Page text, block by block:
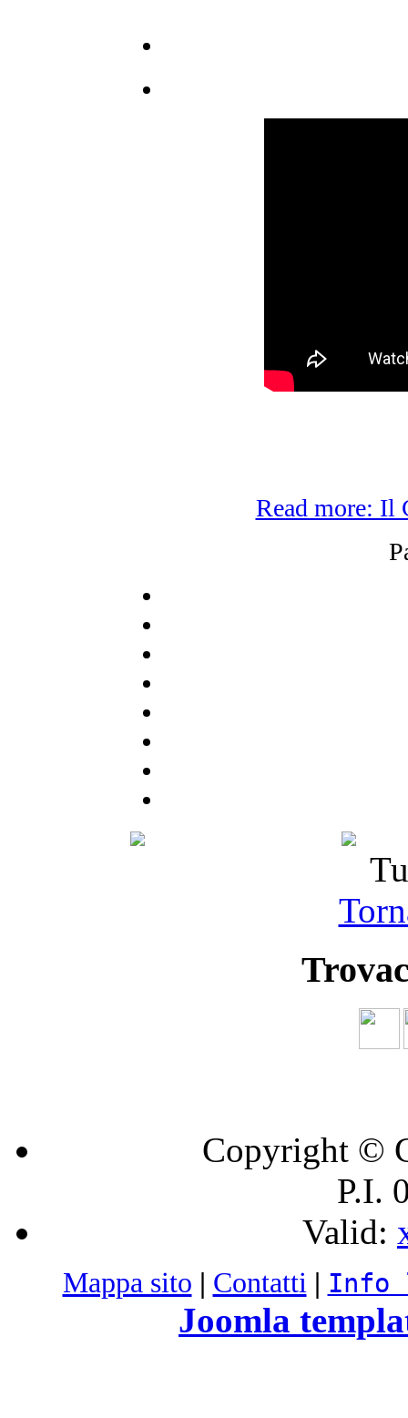
Read more: Il
Copyright ©
P.I.
Valid:
Mappa sito | Contatti | Info
Joomla